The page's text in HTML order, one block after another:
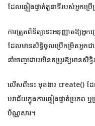
ដែលផ្ទៀងផ្ទាត់តួនាទីរបស់អ្នកប្
ការត្រួតពិនិត្យនេះអនុញ្ញាតឱ្យអ្ន
ដែលមានសិទ្ធិចូលប្រើកម្រិតអ្នកជ
នាំចេញដោយមិនតម្រូវឱ្យមានសិទ្ធិ
លើសពីនេះ មុខងារ create() ដ
បរាជ័យក្នុងការផ្ទៀងផ្ទាត់ប្រភព
ប័ណ្ណសារ។